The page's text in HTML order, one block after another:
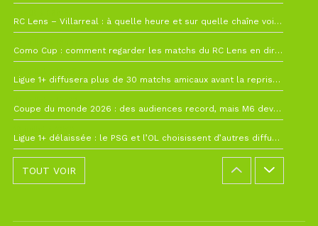
RC Lens – Villarreal : à quelle heure et sur quelle chaîne voir la finale de la Como Cup ?
Como Cup : comment regarder les matchs du RC Lens en direct ?
Ligue 1+ diffusera plus de 30 matchs amicaux avant la reprise de la Ligue 1
Coupe du monde 2026 : des audiences record, mais M6 devrait perdre très gros !
Ligue 1+ délaissée : le PSG et l’OL choisissent d’autres diffuseurs pour leur reprise
TOUT VOIR